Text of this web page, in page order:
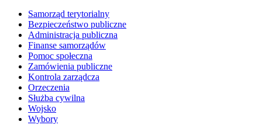
Samorząd terytorialny
Bezpieczeństwo publiczne
Administracja publiczna
Finanse samorządów
Pomoc społeczna
Zamówienia publiczne
Kontrola zarządcza
Orzeczenia
Służba cywilna
Wojsko
Wybory